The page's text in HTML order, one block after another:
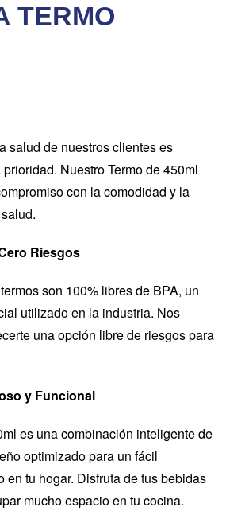
TERMO
salud de nuestros clientes es
Nuestro Termo de 450ml
con la comodidad y la
Riesgos
son 100% libres de BPA, un
utilizado en la industria. Nos
una opción libre de riesgos para
y Funcional
es una combinación inteligente de
optimizado para un fácil
en tu hogar. Disfruta de tus bebidas
mucho espacio en tu cocina.